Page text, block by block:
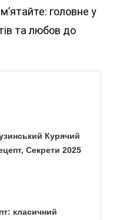
головне у
та любов до
Курячий
Секрети 2025
класичний